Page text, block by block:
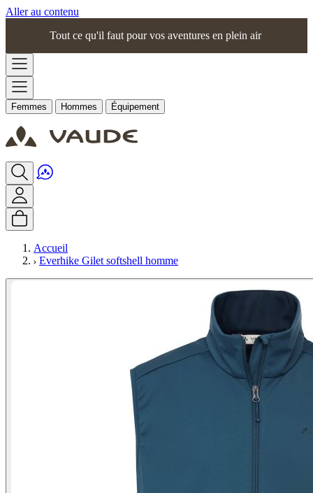
Aller au contenu
Tout ce qu'il faut pour vos aventures en plein air
Femmes Hommes Équipement
Accueil
Everhike Gilet softshell homme